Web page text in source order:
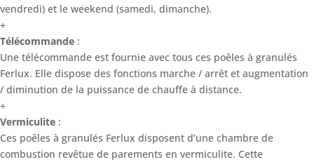
vendredi) et le weekend (samedi, dimanche).
+
Télécommande :
Une télécommande est fournie avec tous ces poêles à granulés
Ferlux. Elle dispose des fonctions marche / arrêt et augmentation
/ diminution de la puissance de chauffe à distance.
+
Vermiculite :
Ces poêles à granulés Ferlux disposent d’une chambre de
combustion revêtue de parements en vermiculite. Cette